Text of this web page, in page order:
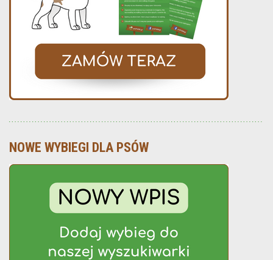
NOWE WYBIEGI DLA PSÓW